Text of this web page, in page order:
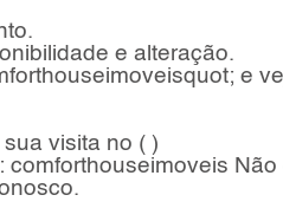
e alteração.
e
visita no ( )
comforthouseimoveis